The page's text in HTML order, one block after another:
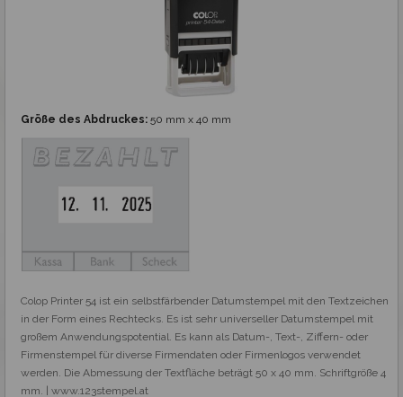
Größe des Abdruckes: 50 mm x 40 mm
Colop Printer 54 ist ein selbstfärbender Datumstempel mit den Textzeichen
in der Form eines Rechtecks. Es ist sehr universeller Datumstempel mit
großem Anwendungspotential. Es kann als Datum-, Text-, Ziffern- oder
Firmenstempel für diverse Firmendaten oder Firmenlogos verwendet
werden. Die Abmessung der Textfläche beträgt 50 x 40 mm. Schriftgröße 4
mm. | www.123stempel.at